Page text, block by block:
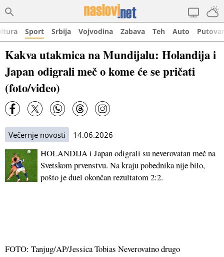
Sport Srbija Vojvodina Zabava Teh Auto
Kakva utakmica na Mundijalu: Holandija i
Japan odigrali meč o kome će se pričati
(foto/video)
Večernje novosti 14.06.2026
HOLANDIJA i Japan odigrali su neverovatan meč na
Svetskom prvenstvu. Na kraju pobednika nije bilo,
pošto je duel okončan rezultatom 2:2.
FOTO: Tanjug/AP/Jessica Tobias Neverovatno drugo